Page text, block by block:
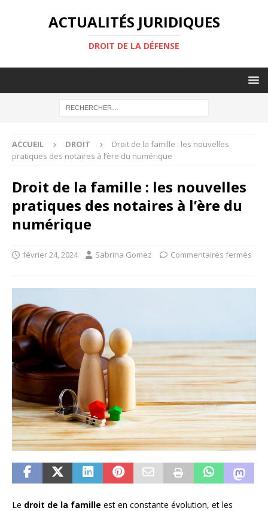
ACTUALITÉS JURIDIQUES
DROIT DE LA DÉFENSE
ACCUEIL DROIT
Droit de la famille : les nouvelles
pratiques des notaires à l’ère du numérique
Droit de la famille : les nouvelles
pratiques des notaires à l’ère du
numérique
février 24, 2024 Sabrina Gomez Commentaires fermés
Le droit de la famille est en constante évolution, et les